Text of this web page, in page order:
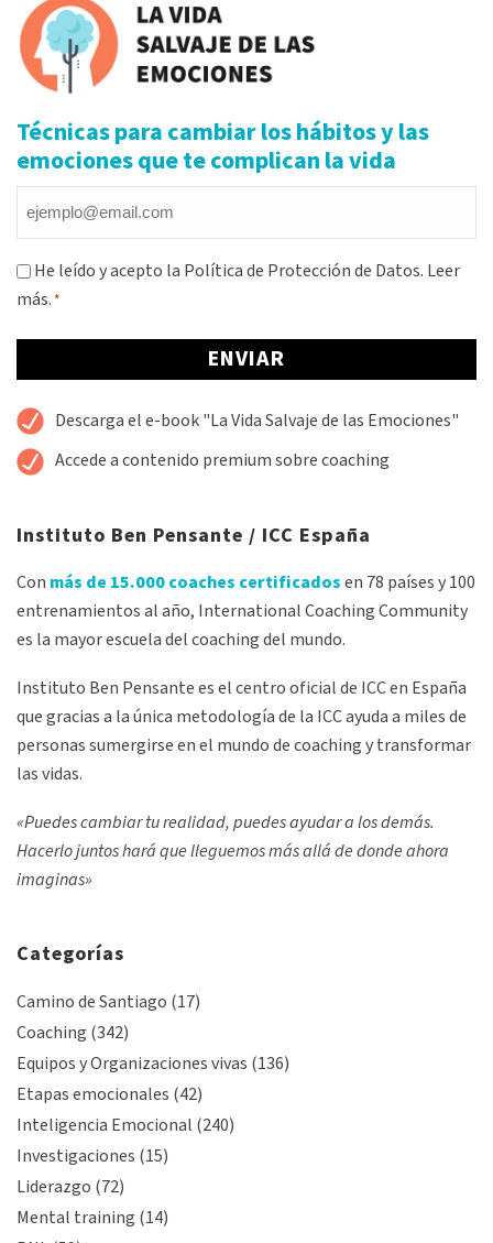
Técnicas para cambiar los hábitos y las
emociones que te complican la vida
Consentimiento
*
He leído y acepto la Política de Protección de Datos. Leer
más.*
Alternative:
Descarga el e-book "La Vida Salvaje de las Emociones"
Accede a contenido premium sobre coaching
Instituto Ben Pensante / ICC España
Con más de 15.000 coaches certificadosen 78 países y 100
entrenamientos al año, International Coaching Community
es la mayor escuela del coaching del mundo.
Instituto Ben Pensante es el centro oficial de ICC en España
que gracias a la única metodología de la ICC ayuda a miles de
personas sumergirse en el mundo de coaching y transformar
las vidas.
«Puedes cambiar tu realidad, puedes ayudar a los demás.
Hacerlo juntos hará que lleguemos más allá de donde ahora
imaginas»
Categorías
Camino de Santiago (17)
Coaching (342)
Equipos y Organizaciones vivas (136)
Etapas emocionales (42)
Inteligencia Emocional (240)
Investigaciones (15)
Liderazgo (72)
Mental training (14)